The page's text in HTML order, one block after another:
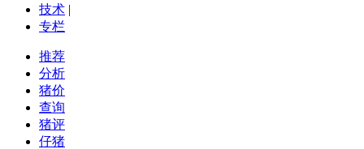
技术 |
专栏
推荐
分析
猪价
查询
猪评
仔猪